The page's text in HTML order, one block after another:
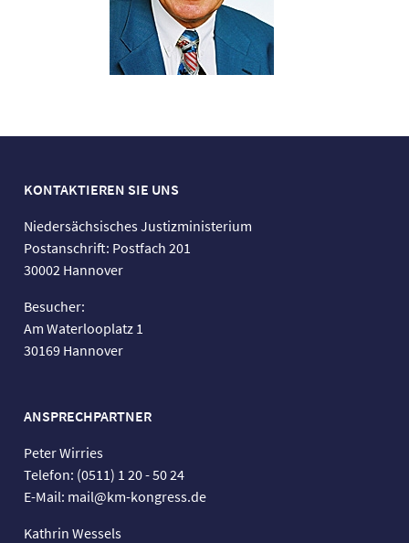
KONTAKTIEREN SIE UNS
Niedersächsisches Justizministerium
Postanschrift: Postfach 201
30002 Hannover
Besucher:
Am Waterlooplatz 1
30169 Hannover
ANSPRECHPARTNER
Peter Wirries
Telefon: (0511) 1 20 - 50 24
E-Mail: mail@km-kongress.de
Kathrin Wessels